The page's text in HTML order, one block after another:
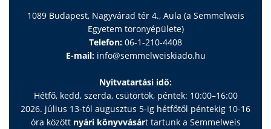
1089 Budapest, Nagyvárad tér 4., Aula (a Semmelweis
Egyetem toronyépülete)
Telefon: 06-1-210-4408
E-mail: info@semmelweiskiado.hu
Nyitvatartási idő:
Hétfő, kedd, szerda, csütörtök, péntek: 10:00–16:00
2026. július 13-tól augusztus 5-ig hétfőtől péntekig 10-16
óra között nyári könyvvásárt tartunk a Semmelweis